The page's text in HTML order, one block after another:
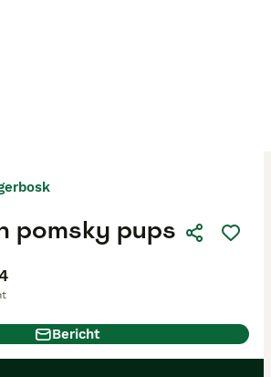
pomsky pups
Bericht